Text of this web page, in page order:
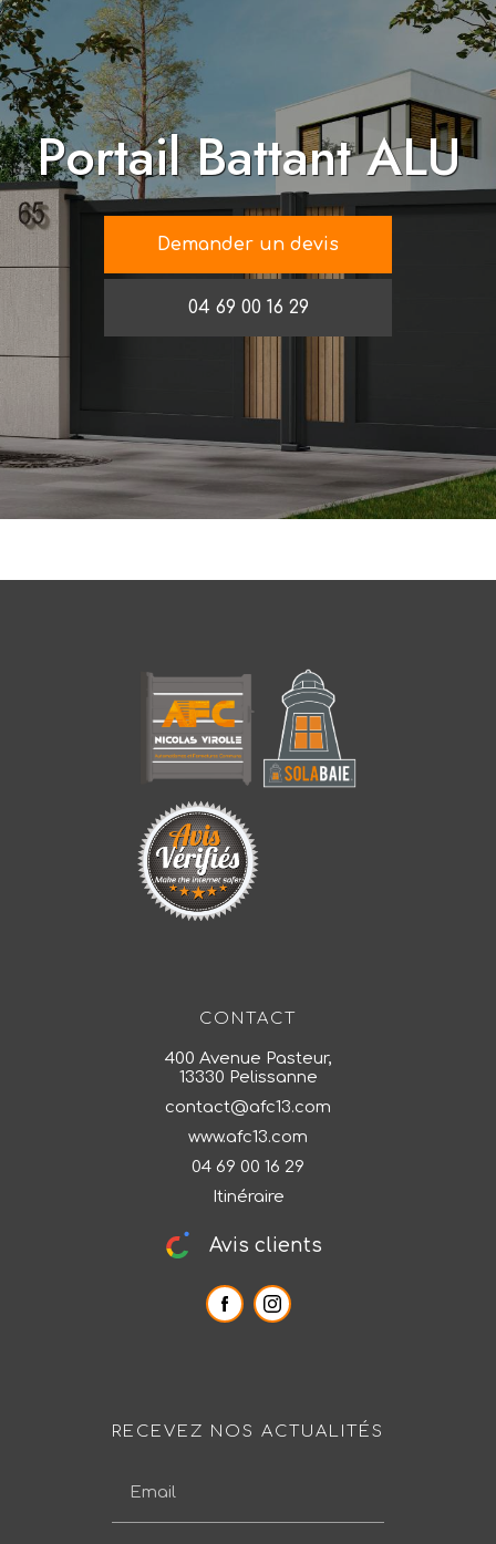
Portail Battant ALU
Demander un devis
04 69 00 16 29
CONTACT
400 Avenue Pasteur,
13330 Pelissanne
contact@afc13.com
www.afc13.com
04 69 00 16 29
Itinéraire
Avis clients
RECEVEZ NOS ACTUALITÉS
Email